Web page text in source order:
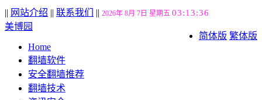
|| 网站介绍 || 联系我们 || 2026年 8月 7日 星期五 03:13:36
简体版 繁体版
美博园
Home
翻墙软件
安全翻墙推荐
翻墙技术